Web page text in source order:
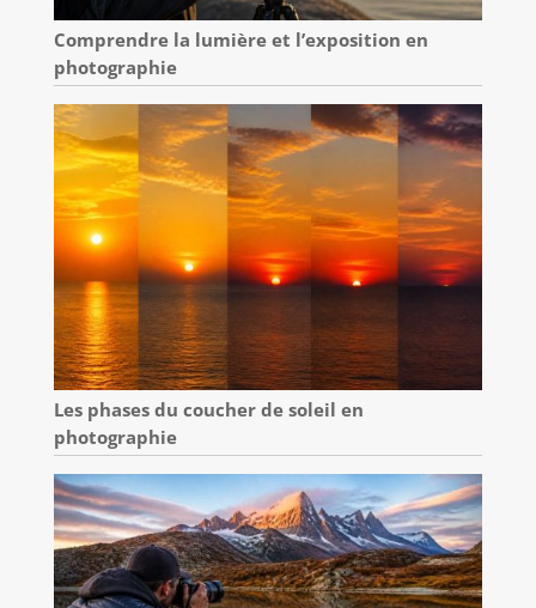
Comprendre la lumière et l’exposition en
photographie
Les phases du coucher de soleil en
photographie